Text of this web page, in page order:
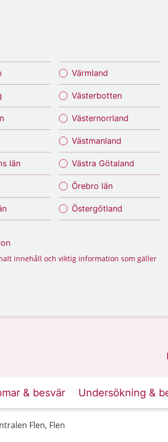
län
Värmland
Västerbotten
Västernorrland
Västmanland
Västra Götaland
Örebro län
Östergötland
innehåll och viktig information som gäller
& besvär Undersökning &
Flen, Flen